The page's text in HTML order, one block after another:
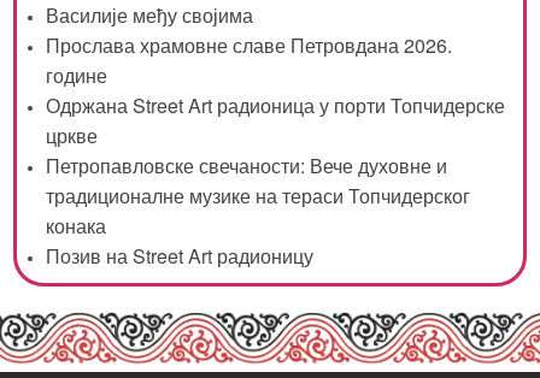
Василије међу својима
Прослава храмовне славе Петровдана 2026.
године
Одржана Street Art радионица у порти Топчидерске
цркве
Петропавловске свечаности: Вече духовне и
традиционалне музике на тераси Топчидерског
конака
Позив на Street Art радионицу